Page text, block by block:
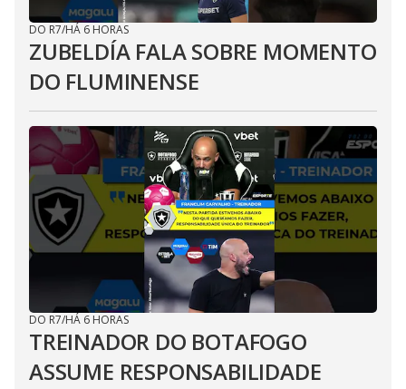
DO R7/HÁ 6 HORAS
ZUBELDÍA FALA SOBRE MOMENTO
DO FLUMINENSE
DO R7/HÁ 6 HORAS
TREINADOR DO BOTAFOGO
ASSUME RESPONSABILIDADE